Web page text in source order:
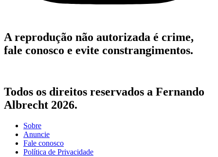
A reprodução não autorizada é crime,
fale conosco e evite constrangimentos.
Todos os direitos reservados a Fernando
Albrecht 2026.
Sobre
Anuncie
Fale conosco
Política de Privacidade